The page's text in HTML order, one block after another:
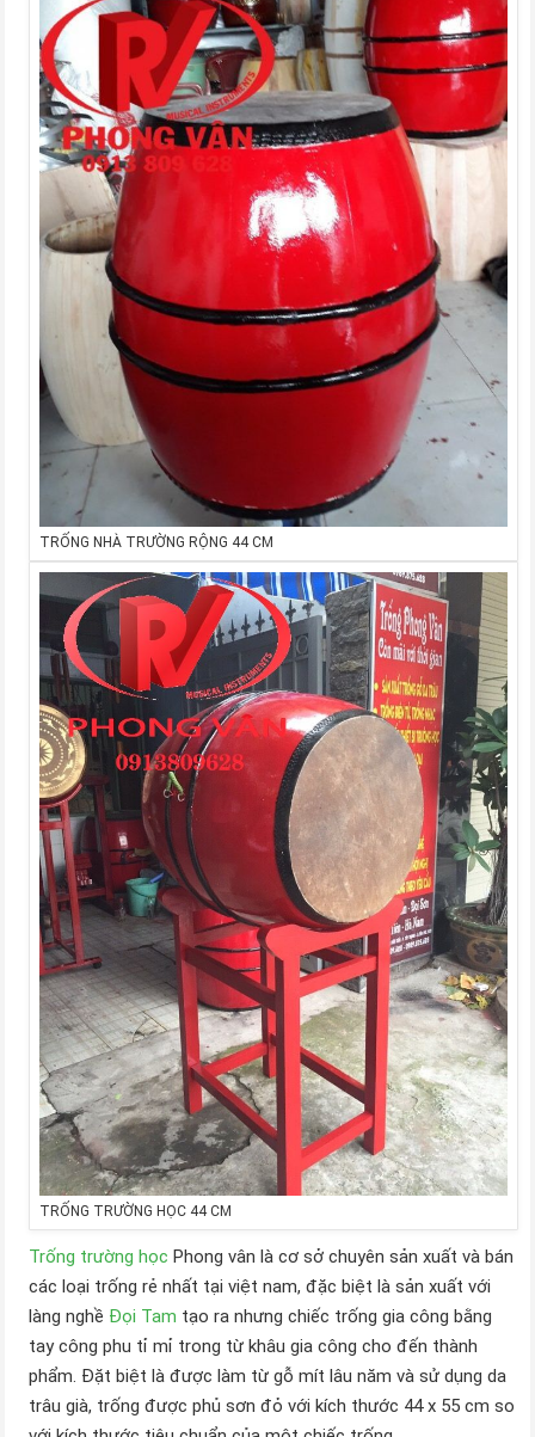
TRỐNG NHÀ TRƯỜNG RỘNG 44 CM
TRỐNG TRƯỜNG HỌC 44 CM
Trống trường học Phong vân là cơ sở chuyên sản xuất và bán
các loại trống rẻ nhất tại việt nam, đặc biệt là sản xuất với
làng nghề Đọi Tam tạo ra nhưng chiếc trống gia công bằng
tay công phu tỉ mỉ trong từ khâu gia công cho đến thành
phẩm. Đặt biệt là được làm từ gỗ mít lâu năm và sử dụng da
trâu già, trống được phủ sơn đỏ với kích thước 44 x 55 cm so